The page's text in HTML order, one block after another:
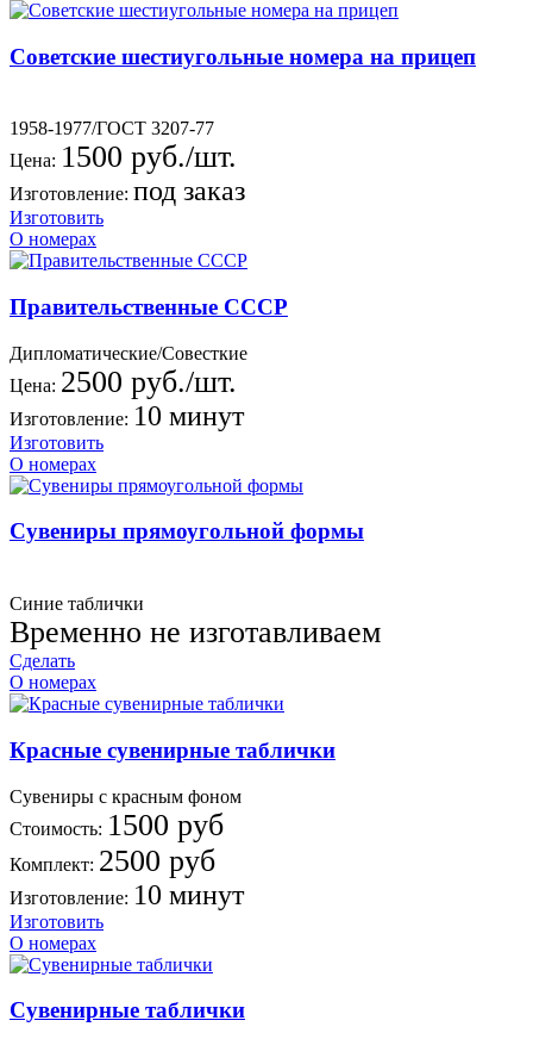
Советские шестиугольные номера на прицеп
1958-1977/ГОСТ 3207-77
Цена: 1500 руб./шт.
Изготовление: под заказ
Изготовить
О номерах
Правительственные СССР
Дипломатические/Совесткие
Цена: 2500 руб./шт.
Изготовление: 10 минут
Изготовить
О номерах
Сувениры прямоугольной формы
Синие таблички
Временно не изготавливаем
Сделать
О номерах
Красные сувенирные таблички
Сувениры с красным фоном
Стоимость: 1500 руб
Комплект: 2500 руб
Изготовление: 10 минут
Изготовить
О номерах
Сувенирные таблички